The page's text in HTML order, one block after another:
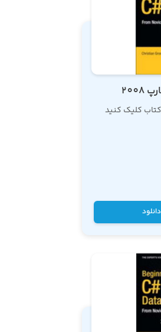
کلیک کنید